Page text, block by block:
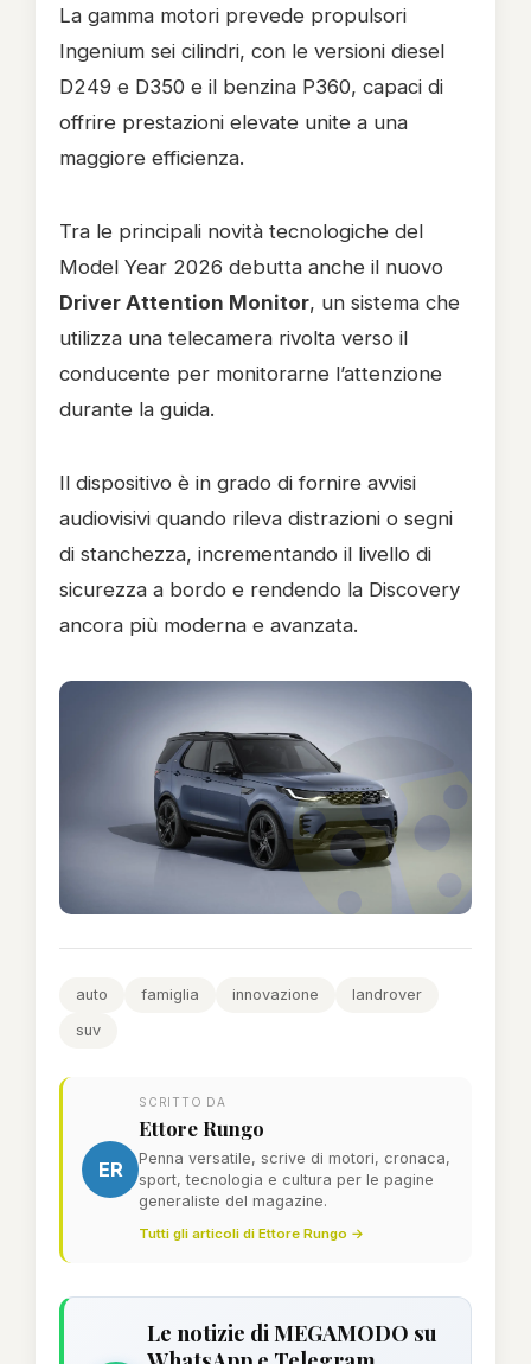
La gamma motori prevede propulsori
Ingenium sei cilindri, con le versioni diesel
D249 e D350 e il benzina P360, capaci di
offrire prestazioni elevate unite a una
maggiore efficienza.
Tra le principali novità tecnologiche del
Model Year 2026 debutta anche il nuovo
Driver Attention Monitor, un sistema che
utilizza una telecamera rivolta verso il
conducente per monitorarne l’attenzione
durante la guida.
Il dispositivo è in grado di fornire avvisi
audiovisivi quando rileva distrazioni o segni
di stanchezza, incrementando il livello di
sicurezza a bordo e rendendo la Discovery
ancora più moderna e avanzata.
auto famiglia innovazione
landrover
suv
ER
SCRITTO DA
Ettore Rungo
Penna versatile, scrive di motori, cronaca,
sport, tecnologia e cultura per le pagine
generaliste del magazine.
Tutti gli articoli di Ettore Rungo →
Le notizie di MEGAMODO su